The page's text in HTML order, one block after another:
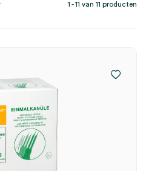
1 - 11 van 11 producten